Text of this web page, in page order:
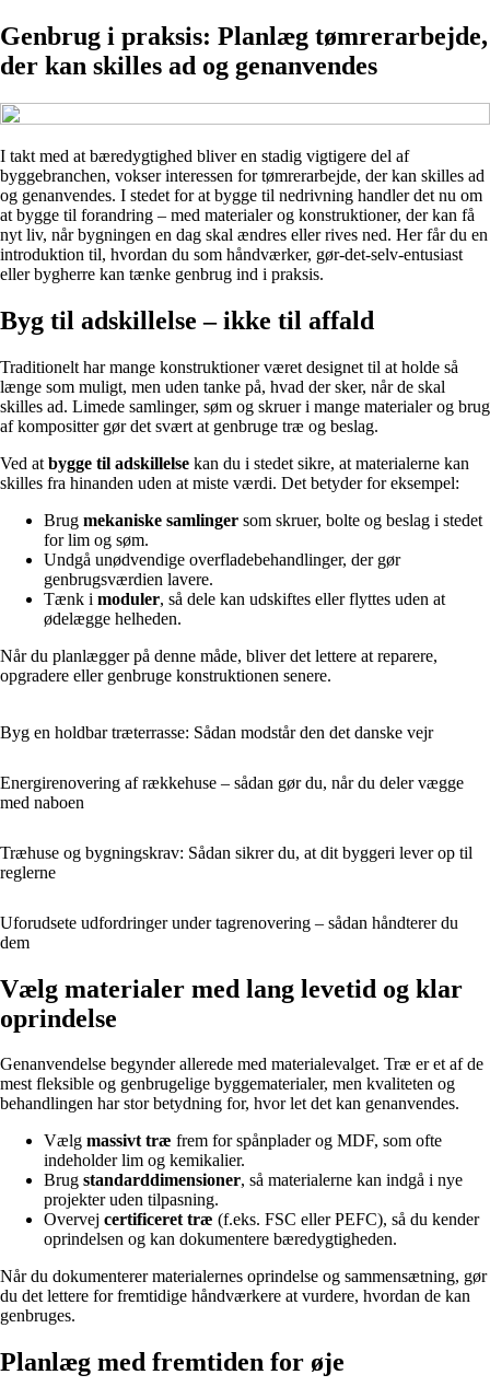
Genbrug i praksis: Planlæg tømrerarbejde,
der kan skilles ad og genanvendes
I takt med at bæredygtighed bliver en stadig vigtigere del af
byggebranchen, vokser interessen for tømrerarbejde, der kan skilles ad
og genanvendes. I stedet for at bygge til nedrivning handler det nu om
at bygge til forandring – med materialer og konstruktioner, der kan få
nyt liv, når bygningen en dag skal ændres eller rives ned. Her får du en
introduktion til, hvordan du som håndværker, gør-det-selv-entusiast
eller bygherre kan tænke genbrug ind i praksis.
Byg til adskillelse – ikke til affald
Traditionelt har mange konstruktioner været designet til at holde så
længe som muligt, men uden tanke på, hvad der sker, når de skal
skilles ad. Limede samlinger, søm og skruer i mange materialer og brug
af kompositter gør det svært at genbruge træ og beslag.
Ved at bygge til adskillelse kan du i stedet sikre, at materialerne kan
skilles fra hinanden uden at miste værdi. Det betyder for eksempel:
Brug mekaniske samlinger som skruer, bolte og beslag i stedet
for lim og søm.
Undgå unødvendige overfladebehandlinger, der gør
genbrugsværdien lavere.
Tænk i moduler, så dele kan udskiftes eller flyttes uden at
ødelægge helheden.
Når du planlægger på denne måde, bliver det lettere at reparere,
opgradere eller genbruge konstruktionen senere.
Byg en holdbar træterrasse: Sådan modstår den det danske vejr
Energirenovering af rækkehuse – sådan gør du, når du deler vægge
med naboen
Træhuse og bygningskrav: Sådan sikrer du, at dit byggeri lever op til
reglerne
Uforudsete udfordringer under tagrenovering – sådan håndterer du
dem
Vælg materialer med lang levetid og klar
oprindelse
Genanvendelse begynder allerede med materialevalget. Træ er et af de
mest fleksible og genbrugelige byggematerialer, men kvaliteten og
behandlingen har stor betydning for, hvor let det kan genanvendes.
Vælg massivt træ frem for spånplader og MDF, som ofte
indeholder lim og kemikalier.
Brug standarddimensioner, så materialerne kan indgå i nye
projekter uden tilpasning.
Overvej certificeret træ (f.eks. FSC eller PEFC), så du kender
oprindelsen og kan dokumentere bæredygtigheden.
Når du dokumenterer materialernes oprindelse og sammensætning, gør
du det lettere for fremtidige håndværkere at vurdere, hvordan de kan
genbruges.
Planlæg med fremtiden for øje